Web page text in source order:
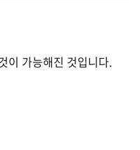
이 가능해진 것입니다.